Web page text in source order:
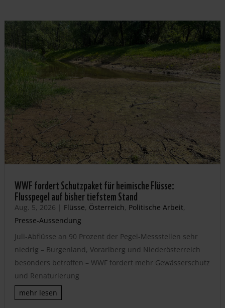
WWF fordert Schutzpaket für heimische Flüsse:
Flusspegel auf bisher tiefstem Stand
Aug. 5, 2026 | Flüsse, Österreich, Politische Arbeit,
Presse-Aussendung
Juli-Abflüsse an 90 Prozent der Pegel-Messstellen sehr
niedrig – Burgenland, Vorarlberg und Niederösterreich
besonders betroffen – WWF fordert mehr Gewässerschutz
und Renaturierung
mehr lesen